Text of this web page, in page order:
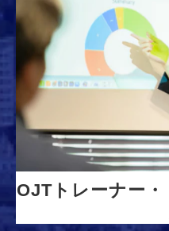
OJTトレーナー